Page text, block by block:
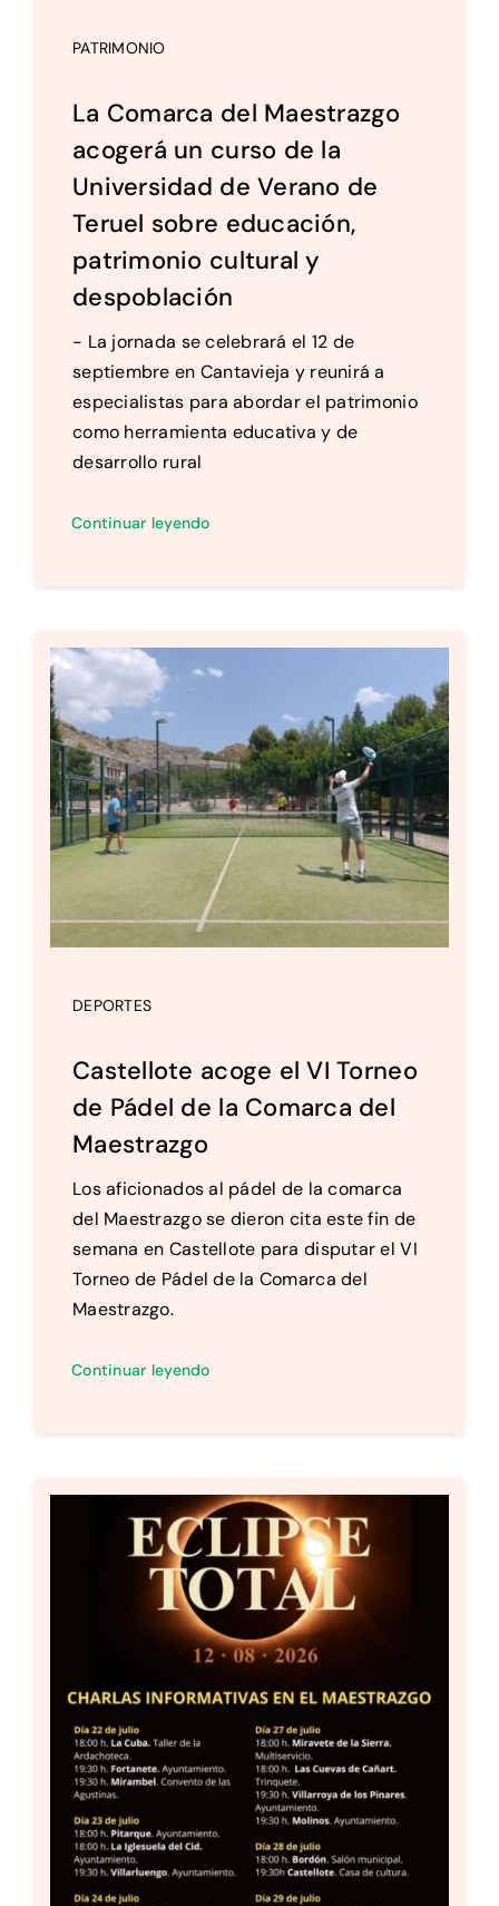
PATRIMONIO
La Comarca del Maestrazgo
acogerá un curso de la
Universidad de Verano de
Teruel sobre educación,
patrimonio cultural y
despoblación
- La jornada se celebrará el 12 de
septiembre en Cantavieja y reunirá a
especialistas para abordar el patrimonio
como herramienta educativa y de
desarrollo rural
Continuar leyendo
DEPORTES
Castellote acoge el VI Torneo
de Pádel de la Comarca del
Maestrazgo
Los aficionados al pádel de la comarca
del Maestrazgo se dieron cita este fin de
semana en Castellote para disputar el VI
Torneo de Pádel de la Comarca del
Maestrazgo.
Continuar leyendo